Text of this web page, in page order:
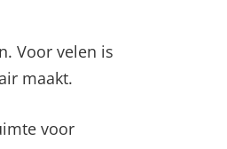
Voor velen is
maakt.
voor